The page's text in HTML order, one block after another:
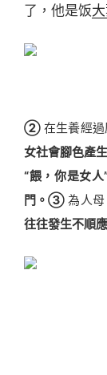
了，他是饭
② 在生養經過
女社會腳色產
“餵，你是女
門。③ 為人母
往往發生不順